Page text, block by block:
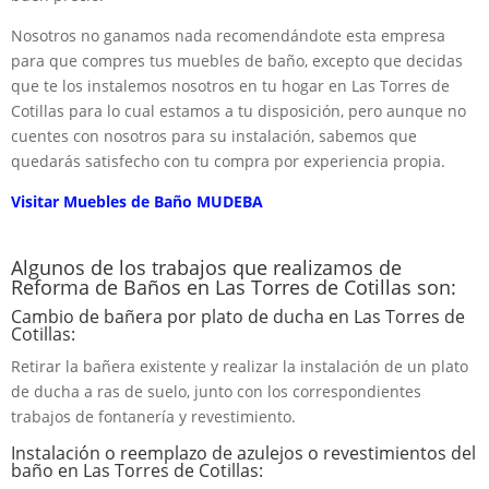
Nosotros no ganamos nada recomendándote esta empresa
para que compres tus muebles de baño, excepto que decidas
que te los instalemos nosotros en tu hogar en Las Torres de
Cotillas para lo cual estamos a tu disposición, pero aunque no
cuentes con nosotros para su instalación, sabemos que
quedarás satisfecho con tu compra por experiencia propia.
Visitar Muebles de Baño MUDEBA
Algunos de los trabajos que realizamos de
Reforma de Baños en Las Torres de Cotillas son:
Cambio de bañera por plato de ducha en Las Torres de
Cotillas:
Retirar la bañera existente y realizar la instalación de un plato
de ducha a ras de suelo, junto con los correspondientes
trabajos de fontanería y revestimiento.
Instalación o reemplazo de azulejos o revestimientos del
baño en Las Torres de Cotillas: